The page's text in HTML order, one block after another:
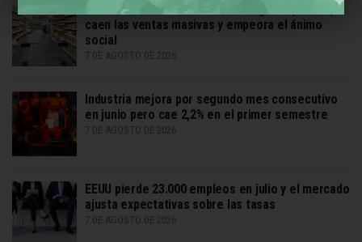
Dos caras del consumo: sube el gasto privado,
caen las ventas masivas y empeora el ánimo
social
7 DE AGOSTO DE 2026
Industria mejora por segundo mes consecutivo
en junio pero cae 2,2% en el primer semestre
7 DE AGOSTO DE 2026
EEUU pierde 23.000 empleos en julio y el mercado
ajusta expectativas sobre las tasas
7 DE AGOSTO DE 2026